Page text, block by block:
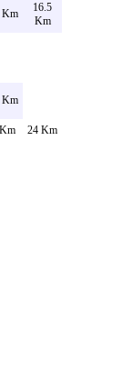
Km
16.5
Km
Km
24 Km